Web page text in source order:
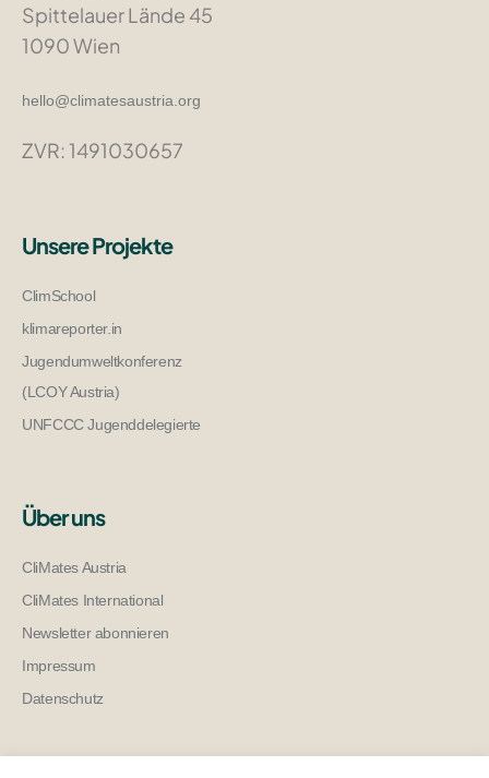
Spittelauer Lände 45
1090 Wien
hello@climatesaustria.org
ZVR: 1491030657
Unsere Projekte
ClimSchool
klimareporter.in
Jugendumweltkonferenz
(LCOY Austria)
UNFCCC Jugenddelegierte
Über uns
CliMates Austria
CliMates International
Newsletter abonnieren
Impressum
Datenschutz